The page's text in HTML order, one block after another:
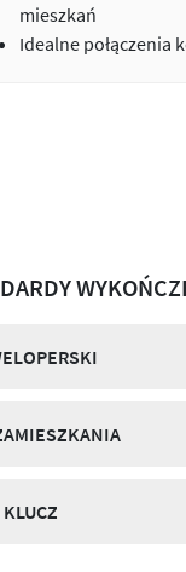
mieszkań
Idealne połączenia